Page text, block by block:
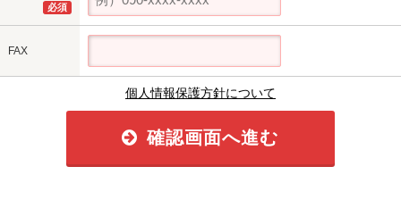
必須
FAX
個人情報保護方針について
確認画面へ進む